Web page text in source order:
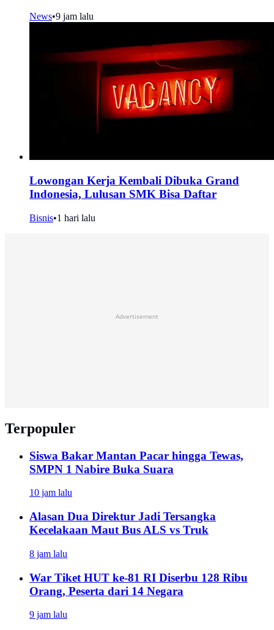
News•9 jam lalu
Lowongan Kerja Kembali Dibuka Grand
Indonesia, Lulusan SMK Bisa Daftar
Bisnis•1 hari lalu
Advertisement
Terpopuler
Siswa Bakar Mantan Pacar hingga Tewas,
SMPN 1 Nabire Buka Suara
10 jam lalu
Alasan Dua Direktur Jadi Tersangka
Kecelakaan Maut Bus ALS vs Truk
8 jam lalu
War Tiket HUT ke-81 RI Diserbu 128 Ribu
Orang, Peserta dari 14 Negara
9 jam lalu